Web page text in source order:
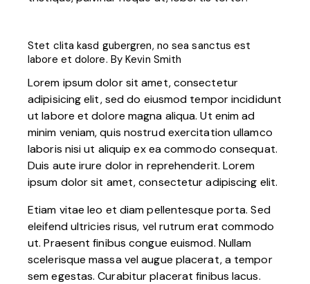
Stet clita kasd gubergren, no sea sanctus est
labore et dolore. ByKevin Smith
Lorem ipsum dolor sit amet, consectetur
adipisicing elit, sed do eiusmod tempor incididunt
ut labore et dolore magna aliqua. Ut enim ad
minim veniam, quis nostrud exercitation ullamco
laboris nisi ut aliquip ex ea commodo consequat.
Duis aute irure dolor in reprehenderit. Lorem
ipsum dolor sit amet, consectetur adipiscing elit.
Etiam vitae leo et diam pellentesque porta. Sed
eleifend ultricies risus, vel rutrum erat commodo
ut. Praesent finibus congue euismod. Nullam
scelerisque massa vel augue placerat, a tempor
sem egestas. Curabitur placerat finibus lacus.